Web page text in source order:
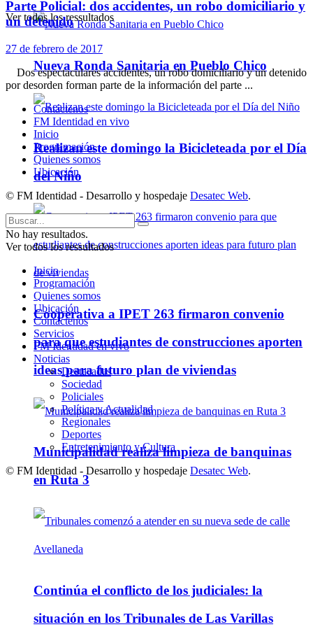
Nueva Ronda Sanitaria en Pueblo Chico
Realizan este domingo la Bicicleteada por el Día
del Niño
Cooperativa a IPET 263 firmaron convenio
para que estudiantes de construcciones aporten
ideas para futuro plan de viviendas
Municipalidad realiza limpieza de banquinas
en Ruta 3
Continúa el conflicto de los judiciales: la
situación en los Tribunales de Las Varillas
Ver todos los ressultados
Parte Policial: dos accidentes, un robo domiciliario y
un detenido
27 de febrero de 2017
Dos espectaculares accidentes, un robo domiciliario y un detenido
por desorden forman parte de la información del parte ...
Contáctenos
FM Identidad en vivo
Inicio
Programación
Quienes somos
Ubicación
© FM Identidad - Desarrollo y hospedaje Desatec Web.
No hay resultados.
Ver todos los ressultados
Inicio
Programación
Quienes somos
Ubicación
Contáctenos
Servicios
FM Identidad en vivo
Noticias
Destacadas
Sociedad
Policiales
Política y Actualidad
Regionales
Deportes
Entretenimiento y Cultura
© FM Identidad - Desarrollo y hospedaje Desatec Web.